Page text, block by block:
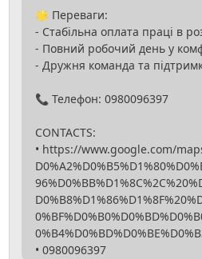
🌟 Переваги:
- Стабільна оплата праці в
- Повний робочий день у
- Дружня команда та
📞 Телефон: 0980096397
CONTACTS:
• https://www.google.com/
• 0980096397